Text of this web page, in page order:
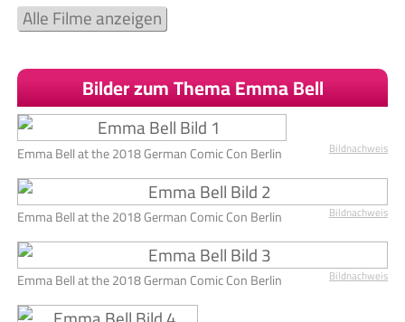
Alle Filme anzeigen
Bilder zum Thema Emma Bell
Bildnachweis
Emma Bell at the 2018 German Comic Con Berlin
Bildnachweis
Emma Bell at the 2018 German Comic Con Berlin
Bildnachweis
Emma Bell at the 2018 German Comic Con Berlin